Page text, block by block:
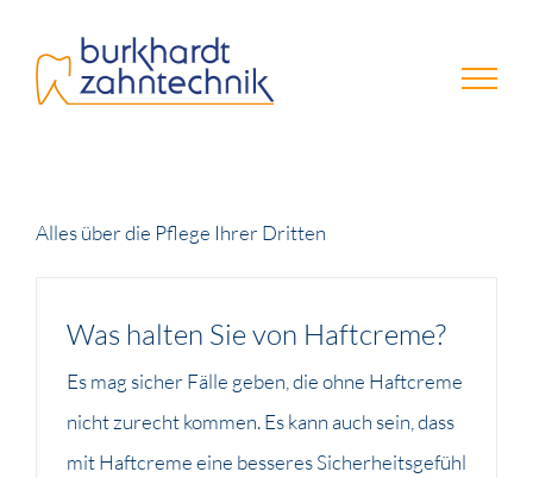
Inhalt
springen
Alles über die Pflege Ihrer Dritten
Was halten Sie von Haftcreme?
Es mag sicher Fälle geben, die ohne Haftcreme
nicht zurecht kommen. Es kann auch sein, dass
mit Haftcreme eine besseres Sicherheitsgefühl